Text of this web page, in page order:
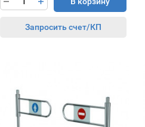
Запросить счет/КП